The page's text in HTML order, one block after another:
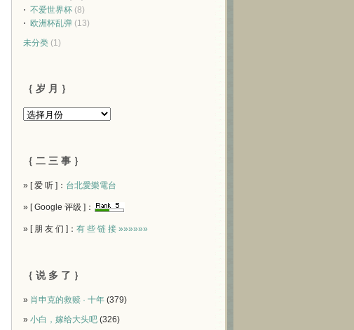
不爱世界杯 (8)
欧洲杯乱弹 (13)
未分类 (1)
｛ 岁 月 ｝
｛ 二 三 事 ｝
» [ 爱 听 ]： 台北愛樂電台
» [ Google 评级 ]：
» [ 朋 友 们 ]： 有 些 链 接 »»»»»»
｛ 说 多 了 ｝
» 肖申克的救赎 · 十年 (379)
» 小白，嫁给大头吧 (326)